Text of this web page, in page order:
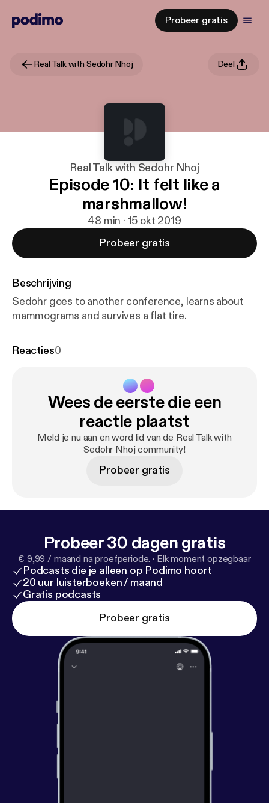
Probeer gratis
Real Talk with Sedohr Nhoj Deel
Real Talk with Sedohr Nhoj
Episode 10: It felt like a
marshmallow!
48 min · 15 okt 2019
Probeer gratis
Beschrijving
Sedohr goes to another conference, learns about
mammograms and survives a flat tire.
Reacties0
Wees de eerste die een
reactie plaatst
Meld je nu aan en word lid van de Real Talk with
Sedohr Nhoj community!
Probeer gratis
Probeer 30 dagen gratis
€ 9,99 / maand na proefperiode. · Elk moment opzegbaar
Podcasts die je alleen op Podimo hoort
20 uur luisterboeken / maand
Gratis podcasts
Probeer gratis